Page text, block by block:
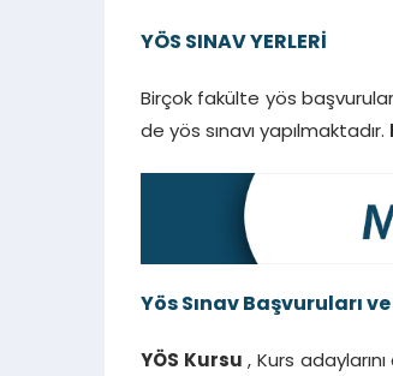
YÖS SINAV YERLERİ
Birçok fakülte yös
de yös sınavı yapılmaktadır.
Yös Sınav Başvuruları
YÖS Kursu , Kurs